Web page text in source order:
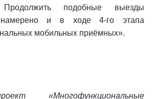
подобные выезды
намерено и в ходе 4-го этапа
мобильных приёмных».
«Многофункциональные